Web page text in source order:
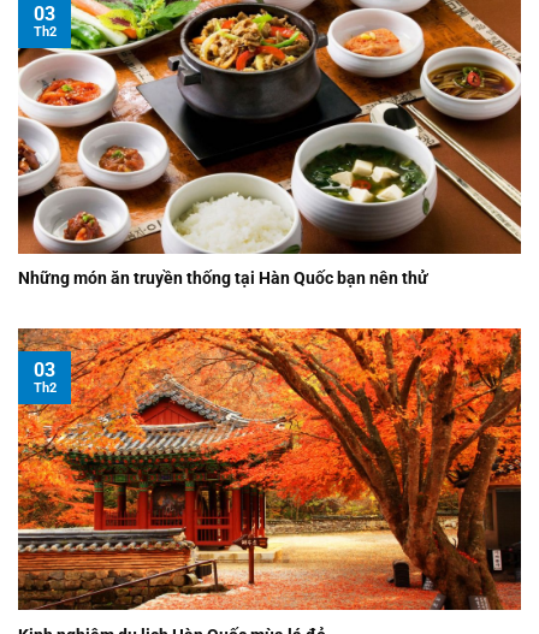
Những món ăn truyền thống tại Hàn Quốc bạn nên thử
03
Th2
03
Th2